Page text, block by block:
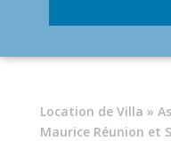
Location de Villa »
Maurice Réunion et